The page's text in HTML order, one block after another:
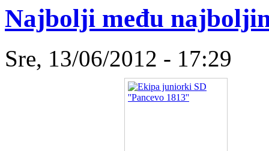
Najbolji među
Sre, 13/06/2012 - 17:29